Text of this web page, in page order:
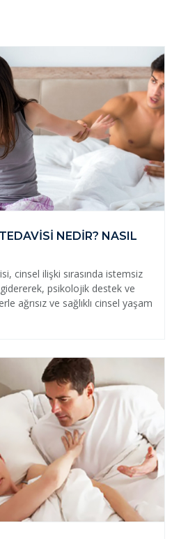
NEDİR? NASIL
cinsel ilişki sırasında istemsiz
gidererek, psikolojik destek ve
ağrısız ve sağlıklı cinsel yaşam